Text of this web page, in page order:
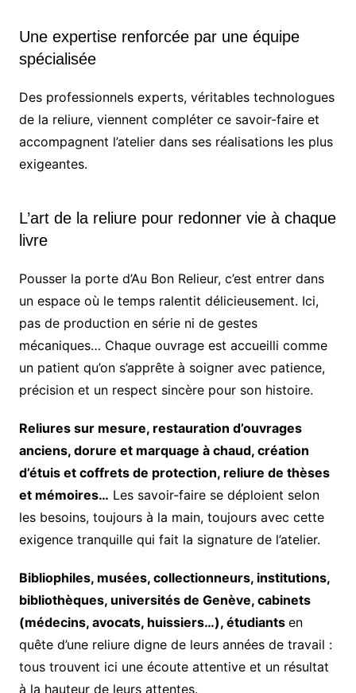
Une expertise renforcée par une équipe
spécialisée
Des professionnels experts, véritables technologues
de la reliure, viennent compléter ce savoir-faire et
accompagnent l’atelier dans ses réalisations les plus
exigeantes.
L’art de la reliure pour redonner vie à chaque
livre
Pousser la porte d’Au Bon Relieur, c’est entrer dans
un espace où le temps ralentit délicieusement. Ici,
pas de production en série ni de gestes
mécaniques… Chaque ouvrage est accueilli comme
un patient qu’on s’apprête à soigner avec patience,
précision et un respect sincère pour son histoire.
Reliures sur mesure, restauration d’ouvrages
anciens, dorure et marquage à chaud, création
d’étuis et coffrets de protection, reliure de thèses
et mémoires… Les savoir-faire se déploient selon
les besoins, toujours à la main, toujours avec cette
exigence tranquille qui fait la signature de l’atelier.
Bibliophiles, musées, collectionneurs, institutions,
bibliothèques, universités de Genève, cabinets
(médecins, avocats, huissiers…), étudiants en
quête d’une reliure digne de leurs années de travail :
tous trouvent ici une écoute attentive et un résultat
à la hauteur de leurs attentes.